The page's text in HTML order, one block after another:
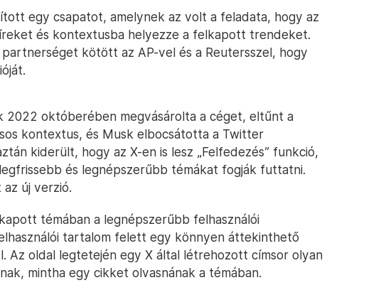
egy csapatot, amelynek az volt a feladata, hogy az
és kontextusba helyezze a felkapott trendeket.
kötött az AP-vel és a Reutersszel, hogy
2022 októberében megvásárolta a céget, eltűnt a
kontextus, és Musk elbocsátotta a Twitter
kiderült, hogy az X-en is lesz „Felfedezés” funkció,
és legnépszerűbb témákat fogják futtatni.
új verzió.
témában a legnépszerűbb felhasználói
tartalom felett egy könnyen áttekinthető
Az oldal legtetején egy X által létrehozott címsor olyan
mintha egy cikket olvasnának a témában.